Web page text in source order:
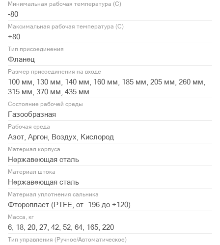
Минимальная рабочая температура (С)
-80
Максимальная рабочая температура (С)
+80
Тип присоединения
Фланец
Размер присоединения на входе
100 мм, 130 мм, 140 мм, 160 мм, 185 мм, 205 мм, 260 мм,
315 мм, 370 мм, 435 мм
Состояние рабочей среды
Газообразная
Рабочая среда
Азот, Аргон, Воздух, Кислород
Материал корпуса
Нержавеющая сталь
Материал штока
Нержавеющая сталь
Материал уплотнения сальника
Фторопласт (PTFE, от -196 до +120)
Масса, кг
6, 18, 20, 27, 42, 52, 64, 165, 220
Тип управления (Ручное/Автоматическое)